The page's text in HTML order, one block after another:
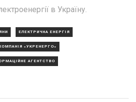
в Україну.
ЕЛЕКТРИЧНА ЕНЕРГІЯ
«УКРЕНЕРГО»
АГЕНТСТВО